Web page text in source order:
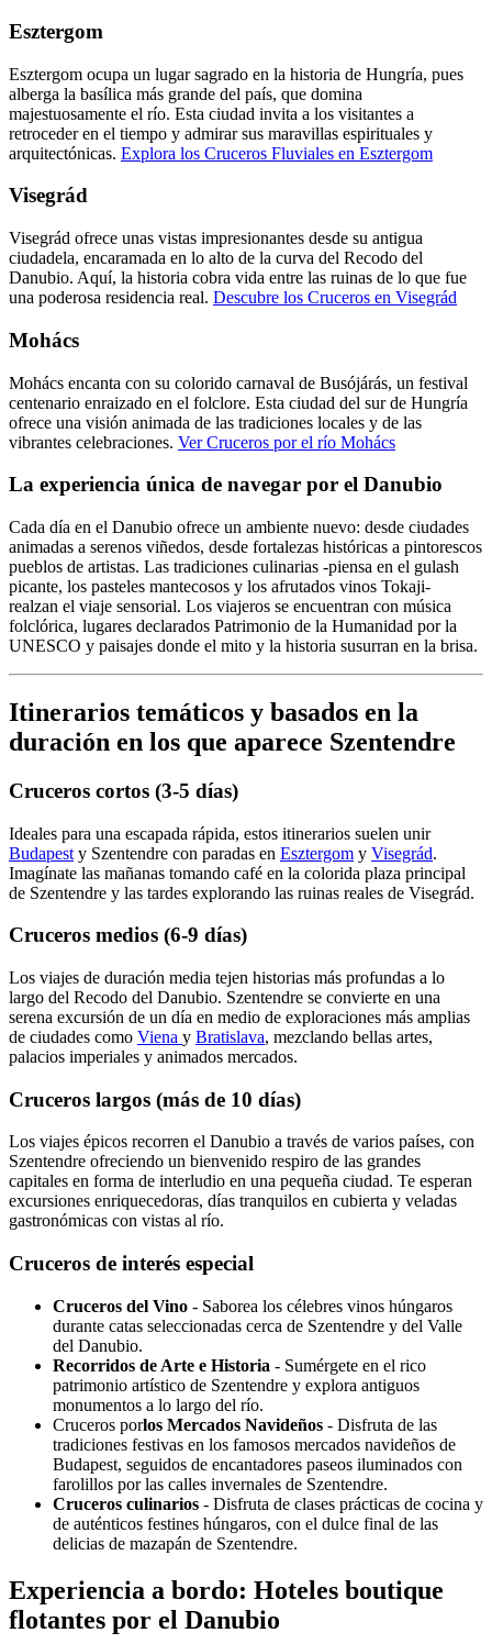
Esztergom
Esztergom ocupa un lugar sagrado en la historia de Hungría, pues
alberga la basílica más grande del país, que domina
majestuosamente el río. Esta ciudad invita a los visitantes a
retroceder en el tiempo y admirar sus maravillas espirituales y
arquitectónicas. Explora los Cruceros Fluviales en Esztergom
Visegrád
Visegrád ofrece unas vistas impresionantes desde su antigua
ciudadela, encaramada en lo alto de la curva del Recodo del
Danubio. Aquí, la historia cobra vida entre las ruinas de lo que fue
una poderosa residencia real. Descubre los Cruceros en Visegrád
Mohács
Mohács encanta con su colorido carnaval de Busójárás, un festival
centenario enraizado en el folclore. Esta ciudad del sur de Hungría
ofrece una visión animada de las tradiciones locales y de las
vibrantes celebraciones. Ver Cruceros por el río Mohács
La experiencia única de navegar por el Danubio
Cada día en el Danubio ofrece un ambiente nuevo: desde ciudades
animadas a serenos viñedos, desde fortalezas históricas a pintorescos
pueblos de artistas. Las tradiciones culinarias -piensa en el gulash
picante, los pasteles mantecosos y los afrutados vinos Tokaji-
realzan el viaje sensorial. Los viajeros se encuentran con música
folclórica, lugares declarados Patrimonio de la Humanidad por la
UNESCO y paisajes donde el mito y la historia susurran en la brisa.
Itinerarios temáticos y basados en la
duración en los que aparece Szentendre
Cruceros cortos (3-5 días)
Ideales para una escapada rápida, estos itinerarios suelen unir
Budapest y Szentendre con paradas en Esztergom y Visegrád.
Imagínate las mañanas tomando café en la colorida plaza principal
de Szentendre y las tardes explorando las ruinas reales de Visegrád.
Cruceros medios (6-9 días)
Los viajes de duración media tejen historias más profundas a lo
largo del Recodo del Danubio. Szentendre se convierte en una
serena excursión de un día en medio de exploraciones más amplias
de ciudades como Viena y Bratislava, mezclando bellas artes,
palacios imperiales y animados mercados.
Cruceros largos (más de 10 días)
Los viajes épicos recorren el Danubio a través de varios países, con
Szentendre ofreciendo un bienvenido respiro de las grandes
capitales en forma de interludio en una pequeña ciudad. Te esperan
excursiones enriquecedoras, días tranquilos en cubierta y veladas
gastronómicas con vistas al río.
Cruceros de interés especial
Cruceros del Vino - Saborea los célebres vinos húngaros
durante catas seleccionadas cerca de Szentendre y del Valle
del Danubio.
Recorridos de Arte e Historia - Sumérgete en el rico
patrimonio artístico de Szentendre y explora antiguos
monumentos a lo largo del río.
Cruceros porlos Mercados Navideños - Disfruta de las
tradiciones festivas en los famosos mercados navideños de
Budapest, seguidos de encantadores paseos iluminados con
farolillos por las calles invernales de Szentendre.
Cruceros culinarios - Disfruta de clases prácticas de cocina y
de auténticos festines húngaros, con el dulce final de las
delicias de mazapán de Szentendre.
Experiencia a bordo: Hoteles boutique
flotantes por el Danubio